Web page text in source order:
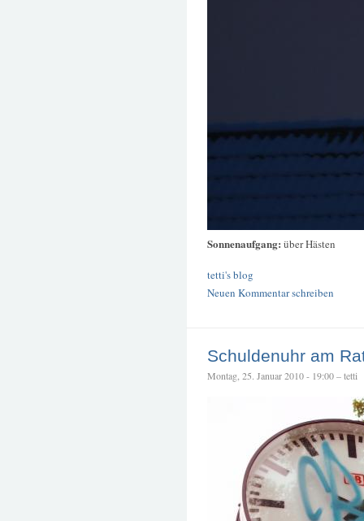
Sonnenaufgang: über Hästen
tetti's blog
Neuen Kommentar schreiben
Schuldenuhr am
Montag, 25. Januar 2010 - 19:00 – tetti